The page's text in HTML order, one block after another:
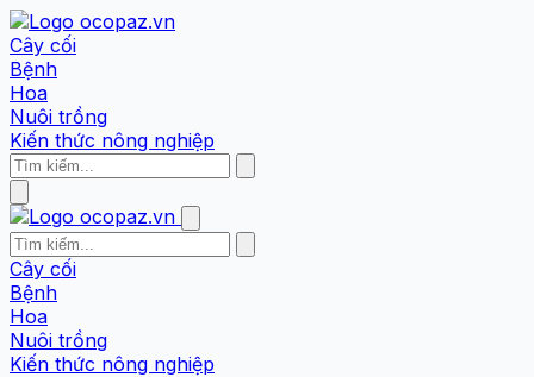
Cây cối
Bệnh
Hoa
Nuôi trồng
Kiến thức nông nghiệp
Cây cối
Bệnh
Hoa
Nuôi trồng
Kiến thức nông nghiệp